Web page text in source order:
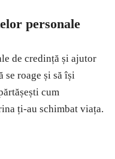
personale
de credință și ajutor
se roage și să își
cum
ți-au schimbat viața.